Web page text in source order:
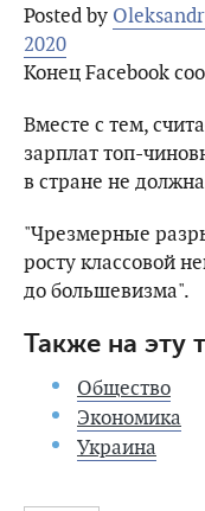
Posted by
2020
Конец Facebook
Вместе с тем,
зарплат топ-
в стране не
"Чрезмерные
росту классовой
до большевизма".
Также на эту
Общество
Экономика
Украина